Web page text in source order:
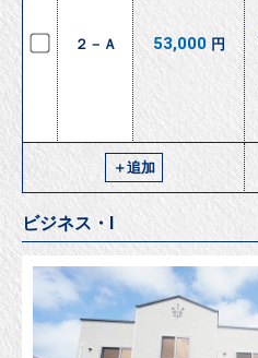
２－Ａ 53,000 円
＋追加
ビジネス・Ⅰ